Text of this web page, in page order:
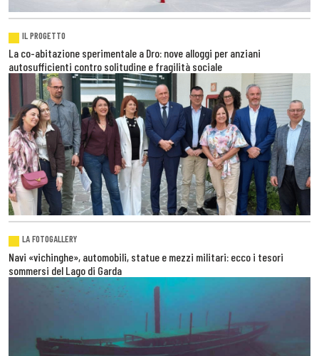
IL PROGETTO
La co-abitazione sperimentale a Dro: nove alloggi per anziani
autosufficienti contro solitudine e fragilità sociale
LA FOTOGALLERY
Navi «vichinghe», automobili, statue e mezzi militari: ecco i tesori
sommersi del Lago di Garda